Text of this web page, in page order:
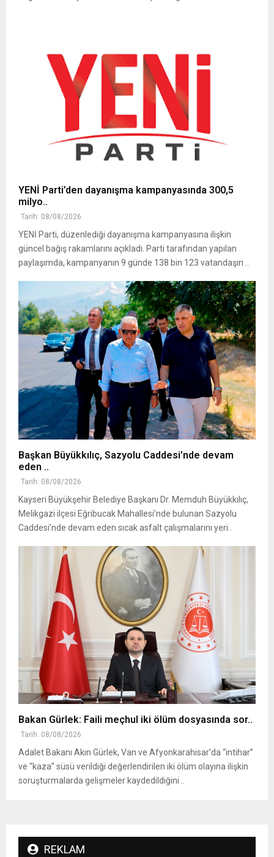
YENİ Parti’den dayanışma kampanyasında 300,5
milyo..
Tarih: 08/08/2026
YENİ Parti, düzenlediği dayanışma kampanyasına ilişkin
güncel bağış rakamlarını açıkladı. Parti tarafından yapılan
paylaşımda, kampanyanın 9 günde 138 bin 123 vatandaşın ..
Başkan Büyükkılıç, Sazyolu Caddesi’nde devam
eden ..
Tarih: 08/08/2026
Kayseri Büyükşehir Belediye Başkanı Dr. Memduh Büyükkılıç,
Melikgazi ilçesi Eğribucak Mahallesi’nde bulunan Sazyolu
Caddesi’nde devam eden sıcak asfalt çalışmalarını yeri..
Bakan Gürlek: Faili meçhul iki ölüm dosyasında sor..
Tarih: 08/08/2026
Adalet Bakanı Akın Gürlek, Van ve Afyonkarahisar’da “intihar”
ve “kaza” süsü verildiği değerlendirilen iki ölüm olayına ilişkin
soruşturmalarda gelişmeler kaydedildiğini ..
REKLAM